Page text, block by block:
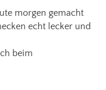
morgen gemacht
echt lecker und
beim